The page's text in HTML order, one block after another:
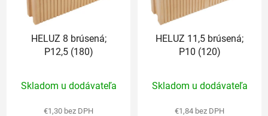
HELUZ 8 brúsená;
P12,5 (180)
hodnotenie
produktu
Skladom u dodávateľa
€1,30 bez DPH
HELUZ 11,5 brúsená;
P10 (120)
hodnotenie
produktu
Skladom u dodávateľa
€1,84 bez DPH